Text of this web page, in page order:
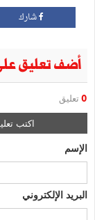
شارك
أضف تعليق
0 تعليق
اكتب
الإسم
البريد الإلكتروني